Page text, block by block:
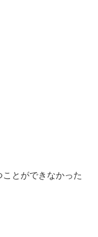
とができなかった